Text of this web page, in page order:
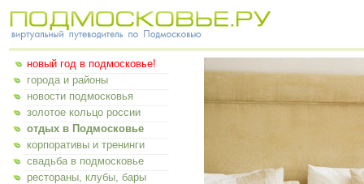
новый год в подмосковье!
города и районы
новости подмосковья
золотое кольцо россии
отдых в Подмосковье
корпоративы и тренинги
свадьба в подмосковье
рестораны, клубы, бары